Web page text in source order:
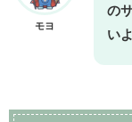
モヨ
の
い